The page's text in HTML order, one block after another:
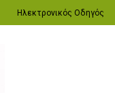
Ηλεκτρονικός Οδηγός